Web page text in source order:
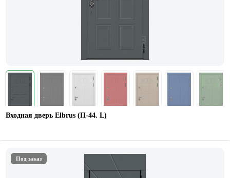
Входная дверь Elbrus (П-44. L)
Под заказ